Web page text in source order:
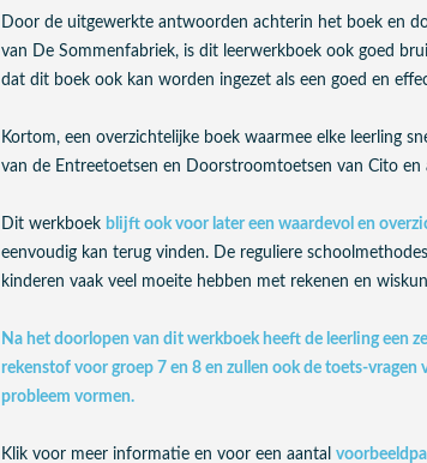
Door de uitgewerkte antwoorden achterin het boek en
van De Sommenfabriek, is dit leerwerkboek ook goed
dat dit boek ook kan worden ingezet als een goed en
Kortom, een overzichtelijke boek waarmee elke leerling
van de Entreetoetsen en Doorstroomtoetsen van Cito en
Dit werkboek blijft ook voor later een waardevol en
eenvoudig kan terug vinden. De reguliere
kinderen vaak veel moeite hebben met rekenen en
Na het doorlopen van dit werkboek heeft de leerling een
rekenstof voor groep 7 en 8 en zullen ook de toets-
probleem vormen.
Klik voor meer informatie en voor een aantal